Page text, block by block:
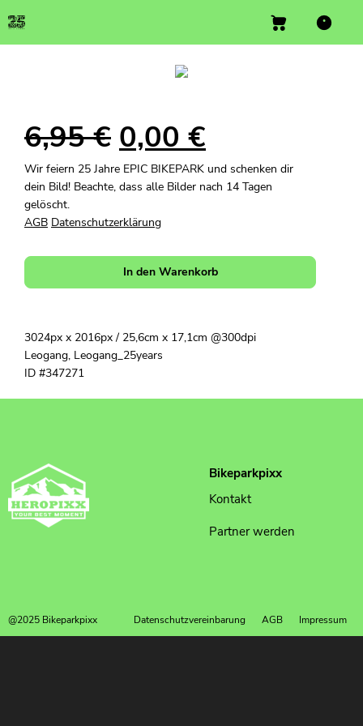
6,95€ 0,00€
Wir feiern 25 Jahre EPIC BIKEPARK und schenken dir
dein Bild! Beachte, dass alle Bilder nach 14 Tagen
gelöscht.
AGB Datenschutzerklärung
In den Warenkorb
3024px x 2016px / 25,6cm x 17,1cm @300dpi
Leogang, Leogang_25years
ID #347271
Bikeparkpixx
Kontakt
Partner werden
@2025 Bikeparkpixx Datenschutzvereinbarung AGB Impressum